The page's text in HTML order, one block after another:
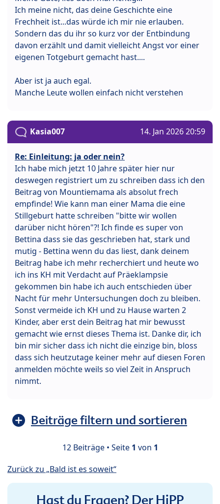
Ich meine nicht, das deine Geschichte eine
Frechheit ist...das würde ich mir nie erlauben.
Sondern das du ihr so kurz vor der Entbindung
davon erzählt und damit vielleicht Angst vor einer
eigenen Totgeburt gemacht hast....
Aber ist ja auch egal.
Manche Leute wollen einfach nicht verstehen
Kasia007 14. Jan 2026 20:59
Re: Einleitung: ja oder nein?
Ich habe mich jetzt 10 Jahre später hier nur
deswegen registriert um zu schreiben dass ich den
Beitrag von Mountiemama als absolut frech
empfinde! Wie kann man einer Mama die eine
Stillgeburt hatte schreiben "bitte wir wollen
darüber nicht hören"?! Ich finde es super von
Bettina dass sie das geschrieben hat, stark und
mutig - Bettina wenn du das liest, dank deinem
Beitrag habe ich mehr recherchiert und heute wo
ich ins KH mit Verdacht auf Präeklampsie
gekommen bin habe ich auch entschieden über
Nacht für mehr Untersuchungen doch zu bleiben.
Sonst vermeide ich KH und zu Hause warten 2
Kinder, aber erst dein Beitrag hat mir bewusst
gemacht wie ernst dieses Thema ist. Danke dir, ich
bin mir sicher dass ich nicht die einzige bin, bloss
dass sich heutzutage keiner mehr auf diesen Foren
anmelden möchte weils so viel Zeit in Anspruch
nimmt.
Beiträge filtern und sortieren
12 Beiträge • Seite 1 von 1
Zurück zu „Bald ist es soweit“
Hast du Fragen? Der HiPP